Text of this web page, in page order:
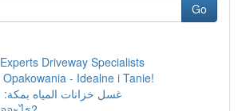
Go
Driveway Specialists
Opakowania - Idealne i Tanie!
غسل خزانات المياه